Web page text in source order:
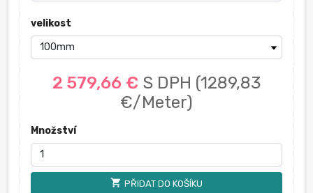
velikost
2 579,66 € S DPH (1289,83
€/Meter)
Množství
shopping_cart PŘIDAT DO KOŠÍKU